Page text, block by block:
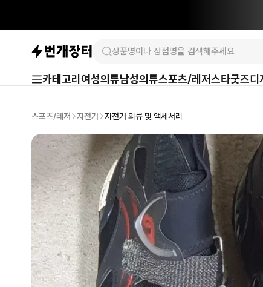
카테고리 여성의류남성의류스포츠/레저스타굿즈디
스포츠/레저 자전거 자전거 의류 및 액세서리